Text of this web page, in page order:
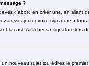
?
d'abord en créer une, en allant
aussi ajouter votre signature à
la case Attacher sa signature lors
nouveau sujet (ou éditez le